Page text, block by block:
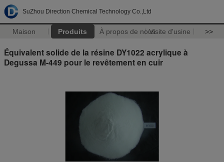
SuZhou Direction Chemical Technology Co.,Ltd
Maison Produits À propos de nousVisite d'usine >>
Équivalent solide de la résine DY1022 acrylique à
Degussa M-449 pour le revêtement en cuir